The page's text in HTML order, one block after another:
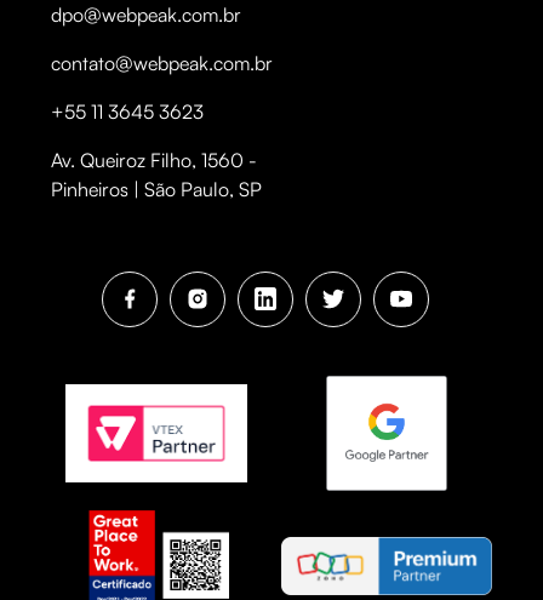
dpo@webpeak.com.br
contato@webpeak.com.br
+55 11 3645 3623
Av. Queiroz Filho, 1560 -
Pinheiros | São Paulo, SP